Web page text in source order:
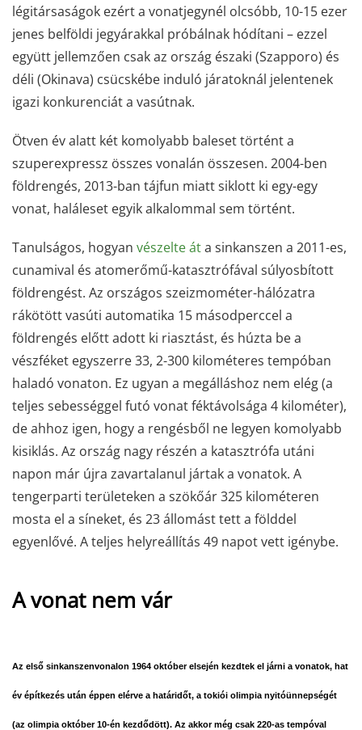
légitársaságok ezért a vonatjegynél olcsóbb, 10-15 ezer
jenes belföldi jegyárakkal próbálnak hódítani – ezzel
együtt jellemzően csak az ország északi (Szapporo) és
déli (Okinava) csücskébe induló járatoknál jelentenek
igazi konkurenciát a vasútnak.
Ötven év alatt két komolyabb baleset történt a
szuperexpressz összes vonalán összesen. 2004-ben
földrengés, 2013-ban tájfun miatt siklott ki egy-egy
vonat, haláleset egyik alkalommal sem történt.
Tanulságos, hogyan vészelte áta sinkanszen a 2011-es,
cunamival és atomerőmű-katasztrófával súlyosbított
földrengést. Az országos szeizmométer-hálózatra
rákötött vasúti automatika 15 másodperccel a
földrengés előtt adott ki riasztást, és húzta be a
vészféket egyszerre 33, 2-300 kilométeres tempóban
haladó vonaton. Ez ugyan a megálláshoz nem elég (a
teljes sebességgel futó vonat féktávolsága 4 kilométer),
de ahhoz igen, hogy a rengésből ne legyen komolyabb
kisiklás. Az ország nagy részén a katasztrófa utáni
napon már újra zavartalanul jártak a vonatok. A
tengerparti területeken a szökőár 325 kilométeren
mosta el a síneket, és 23 állomást tett a földdel
egyenlővé. A teljes helyreállítás 49 napot vett igénybe.
A vonat nem vár
Az első sinkanszenvonalon 1964 október elsején kezdtek el járni a vonatok, hat
év építkezés után éppen elérve a határidőt, a tokiói olimpia nyitóünnepségét
(az olimpia október 10-én kezdődött). Az akkor még csak 220-as tempóval